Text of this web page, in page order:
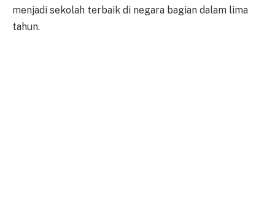
menjadi sekolah terbaik di negara bagian dalam lima
tahun.